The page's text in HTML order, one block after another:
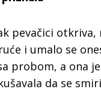
pevačici
i umalo se
probom, a ona
da se